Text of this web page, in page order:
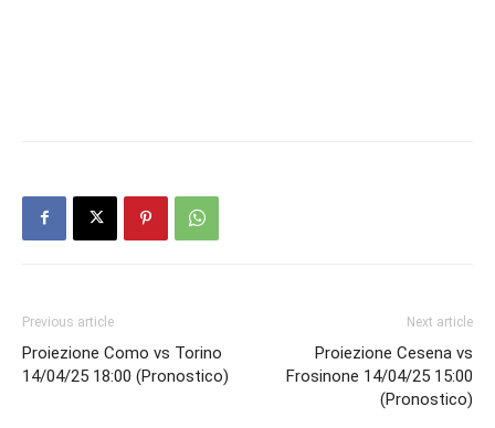
Previous article
Proiezione Como vs Torino
14/04/25 18:00 (Pronostico)
Next article
Proiezione Cesena vs
Frosinone 14/04/25 15:00
(Pronostico)